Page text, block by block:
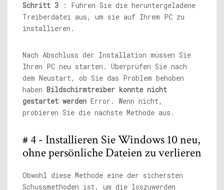
Schritt 3 : Führen Sie die heruntergeladene
Treiberdatei aus, um sie auf Ihrem PC zu
installieren.
Nach Abschluss der Installation müssen Sie
Ihren PC neu starten. Überprüfen Sie nach
dem Neustart, ob Sie das Problem behoben
haben Bildschirmtreiber konnte nicht
gestartet werden Error. Wenn nicht,
probieren Sie die nächste Methode aus.
# 4 - Installieren Sie Windows 10 neu,
ohne persönliche Dateien zu verlieren
Obwohl diese Methode eine der sichersten
Schussmethoden ist, um die loszuwerden